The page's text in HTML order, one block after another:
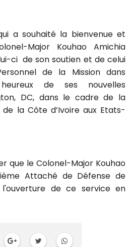
a souhaité la bienvenue et
Major Kouhao Amichia
ci de son soutien et de celui
de la Mission dans
heureux de ses nouvelles
DC, dans le cadre de la
la Côte d’Ivoire aux Etats-
que le Colonel-Major Kouhao
Attaché de Défense de
l'ouverture de ce service en